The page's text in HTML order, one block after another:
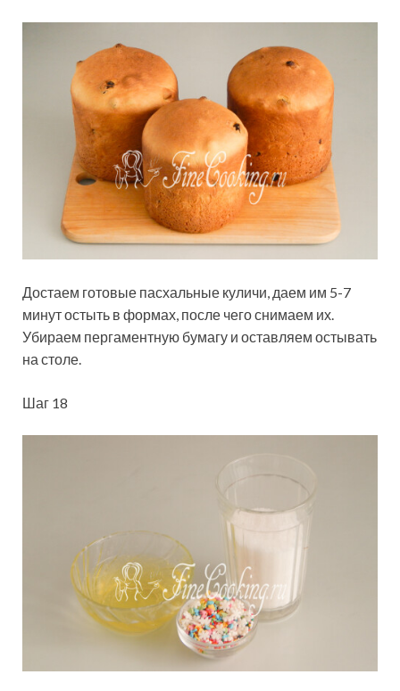
Достаем готовые пасхальные куличи, даем им 5-7
минут остыть в формах, после чего снимаем их.
Убираем пергаментную бумагу и оставляем остывать
на столе.
Шаг 18